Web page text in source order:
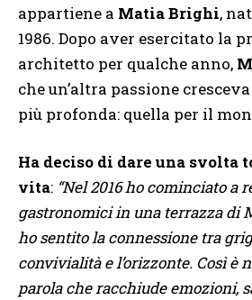
appartiene a Matia Brighi,
1986. Dopo aver esercitato la
architetto per qualche anno,
che un’altra passione
più profonda: quella per il
Ha deciso di dare una svolta
vita: “Nel 2016 ho cominciato a
gastronomici in una terrazza di
ho sentito la connessione tra
convivialità e l’orizzonte. Così è
parola che racchiude emozioni,